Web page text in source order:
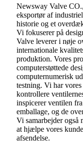
Newsway Valve
eksportør af
historie og et
Vi fokuserer på
Valve leverer i nøje
internationale
produktion. Vores
computerstøttede
computernumerisk
testning. Vi har
kontrollere
inspicerer ventilen
emballage, og de
Vi samarbejder også
at hjælpe vores
afsendelse.